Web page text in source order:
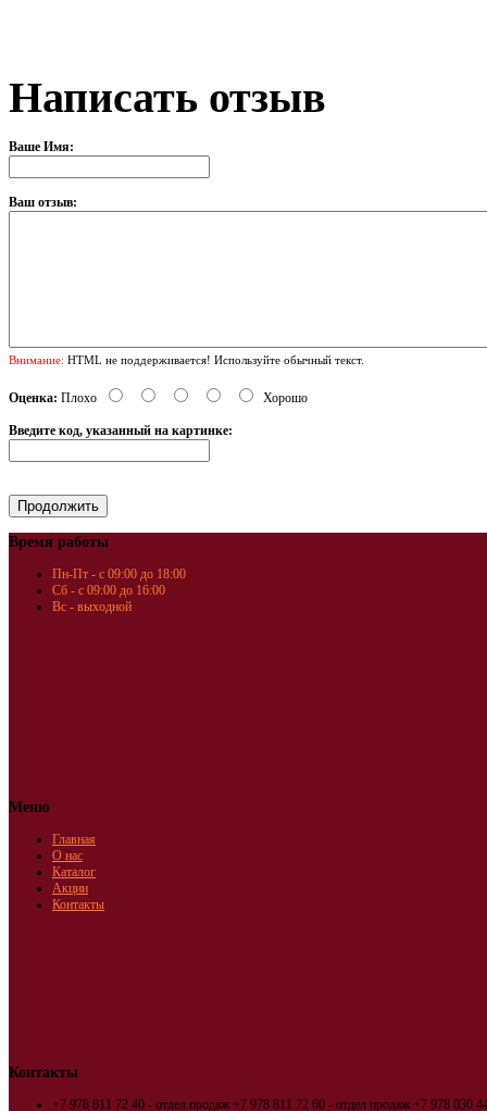
Написать отзыв
Ваше Имя:
Ваш отзыв:
Внимание: HTML не поддерживается! Используйте обычный текст.
Оценка: Плохо Хорошо
Введите код, указанный на картинке:
Время работы
Пн-Пт - с 09:00 до 18:00
Сб - с 09:00 до 16:00
Вс - выходной
Меню
Главная
О нас
Каталог
Акции
Контакты
Контакты
+7 978 811 72 40 - отдел продаж +7 978 811 72 60 - отдел продаж +7 978 030